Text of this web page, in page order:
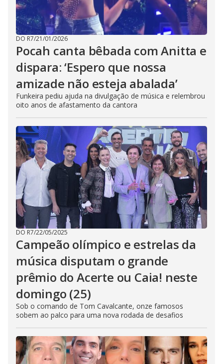
DO R7/21/01/2026
Pocah canta bêbada com Anitta e
dispara: ‘Espero que nossa
amizade não esteja abalada’
Funkeira pediu ajuda na divulgação de música e relembrou
oito anos de afastamento da cantora
DO R7/22/05/2025
Campeão olímpico e estrelas da
música disputam o grande
prêmio do Acerte ou Caia! neste
domingo (25)
Sob o comando de Tom Cavalcante, onze famosos
sobem ao palco para uma nova rodada de desafios